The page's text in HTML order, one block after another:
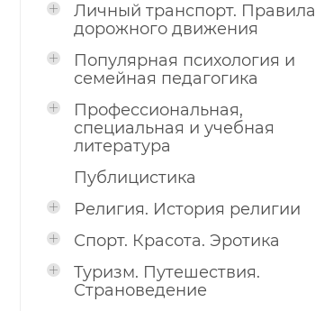
Личный транспорт. Правила
дорожного движения
Популярная психология и
семейная педагогика
Профессиональная,
специальная и учебная
литература
Публицистика
Религия. История религии
Спорт. Красота. Эротика
Туризм. Путешествия.
Страноведение